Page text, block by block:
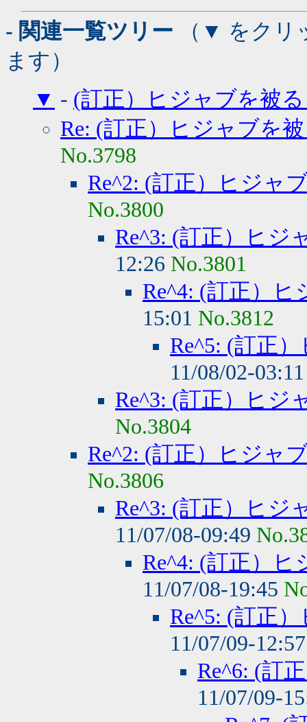
- 関連一覧ツリー （▼ をクリ
ます）
▼ - (訂正）ヒジャブを被
Re: (訂正）ヒジャブを
No.3798
Re^2: (訂正）ヒジャ
No.3800
Re^3: (訂正）ヒジ
12:26 No.3801
Re^4: (訂正）
15:01 No.3812
Re^5: (訂正
11/08/02-
Re^3: (訂正）ヒジ
No.3804
Re^2: (訂正）ヒジャ
No.3806
Re^3: (訂正）ヒジ
11/07/08-09:49
Re^4: (訂正）
11/07/08-19:45
Re^5: (訂正
11/07/09-
Re^6: (訂
11/07/09-